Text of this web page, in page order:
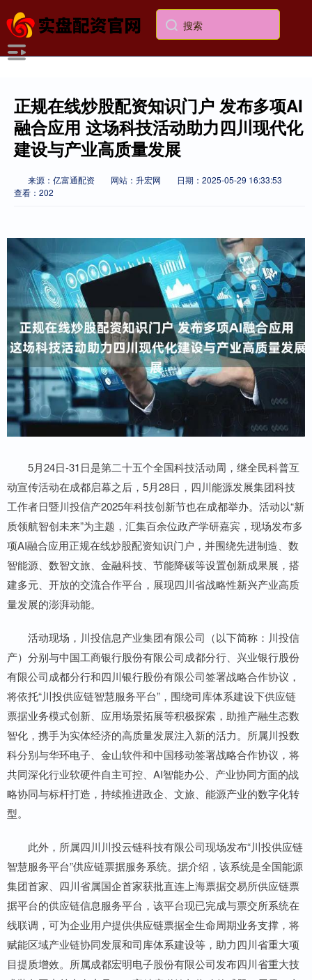
正规在线炒股配资知识门户 发布多项AI
融合应用 这场科技活动助力四川现代化
建设与产业高质量发展
来源：亿富通配资 网站：升宏网
日期：2025-05-29 16:33:53
查看：202
5月24日-31日是第二十五个全国科技活动周，继全民科普互
动宣传活动在成都启幕之后，5月28日，四川能源发展集团科技
工作者日暨川投信产2025年科技创新节也在成都举办。活动以“新
质领航智创未来”为主题，汇集百余位政产学研嘉宾，现场发布多
项AI融合应用正规在线炒股配资知识门户，并围绕先进制造、数
智能源、数智文旅、金融科技、节能降碳等设置创新成果展，搭
建多元、开放的交流合作平台，展现四川省战略性新兴产业高质
量发展的澎湃动能。
活动现场，川投信息产业集团有限公司（以下简称：川投信
产）分别与中国工商银行股份有限公司成都分行、兴业银行股份
有限公司成都分行和四川银行股份有限公司签署战略合作协议，
将依托“川投供应链智慧服务平台”，围绕司库体系建设下供应链
票据业务模式创新、应用场景拓展等积极探索，助推产融生态数
智化，携手为实体经济的高质量发展注入新的活力。所属川投数
科分别与华环电子、金山软件和中国移动签署战略合作协议，将
共同深化行业软硬件自主可控、AI智能办公、产业协同方面的战
略协同与标杆打造，持续推进政企、文旅、能源产业的数字化转
型。
此外，所属四川川投云链科技有限公司现场发布“川投供应链
智慧服务平台”供应链票据服务系统。据介绍，该系统是全国能源
集团首家、四川省属国企首家获批直连上海票据交易所供应链票
据平台的供应链信息服务平台，该平台现已完成与票交所系统在
线联调，可为企业用户提供供应链票据全生命周期业务支撑，将
赋能区域产业链协同发展和司库体系建设等，助力四川省重大项
目提质增效。所属成都宏明电子股份有限公司发布四川省重大技